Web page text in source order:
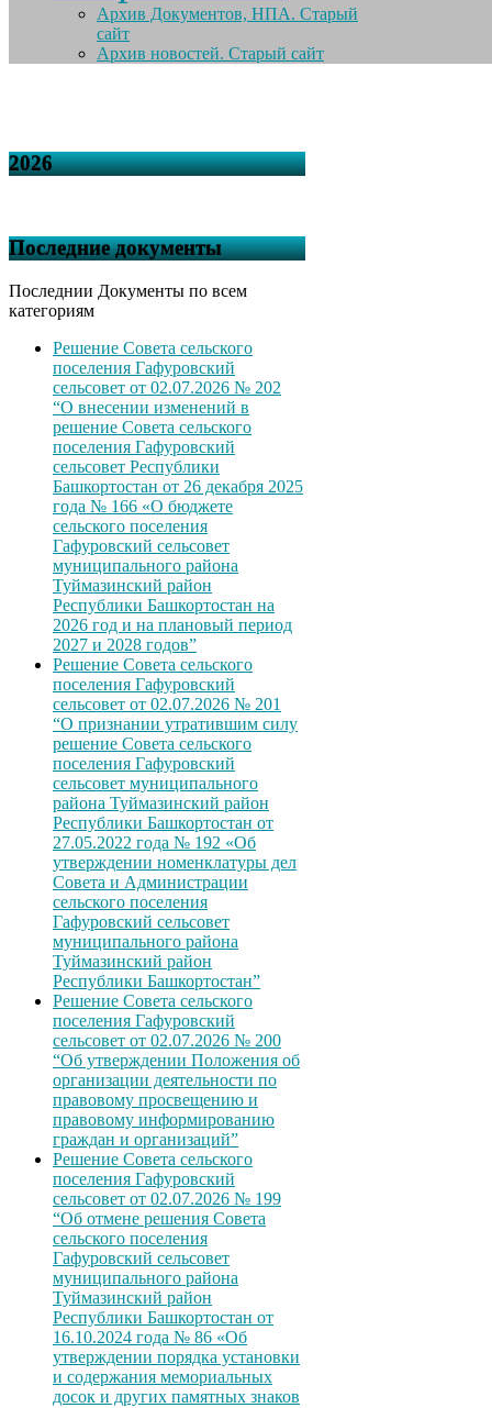
Архив Документов, НПА. Старый
сайт
Архив новостей. Старый сайт
2026
Последние документы
Последнии Документы по всем
категориям
Решение Совета сельского
поселения Гафуровский
сельсовет от 02.07.2026 № 202
“О внесении изменений в
решение Совета сельского
поселения Гафуровский
сельсовет Республики
Башкортостан от 26 декабря 2025
года № 166 «О бюджете
сельского поселения
Гафуровский сельсовет
муниципального района
Туймазинский район
Республики Башкортостан на
2026 год и на плановый период
2027 и 2028 годов”
Решение Совета сельского
поселения Гафуровский
сельсовет от 02.07.2026 № 201
“О признании утратившим силу
решение Совета сельского
поселения Гафуровский
сельсовет муниципального
района Туймазинский район
Республики Башкортостан от
27.05.2022 года № 192 «Об
утверждении номенклатуры дел
Совета и Администрации
сельского поселения
Гафуровский сельсовет
муниципального района
Туймазинский район
Республики Башкортостан”
Решение Совета сельского
поселения Гафуровский
сельсовет от 02.07.2026 № 200
“Об утверждении Положения об
организации деятельности по
правовому просвещению и
правовому информированию
граждан и организаций”
Решение Совета сельского
поселения Гафуровский
сельсовет от 02.07.2026 № 199
“Об отмене решения Совета
сельского поселения
Гафуровский сельсовет
муниципального района
Туймазинский район
Республики Башкортостан от
16.10.2024 года № 86 «Об
утверждении порядка установки
и содержания мемориальных
досок и других памятных знаков